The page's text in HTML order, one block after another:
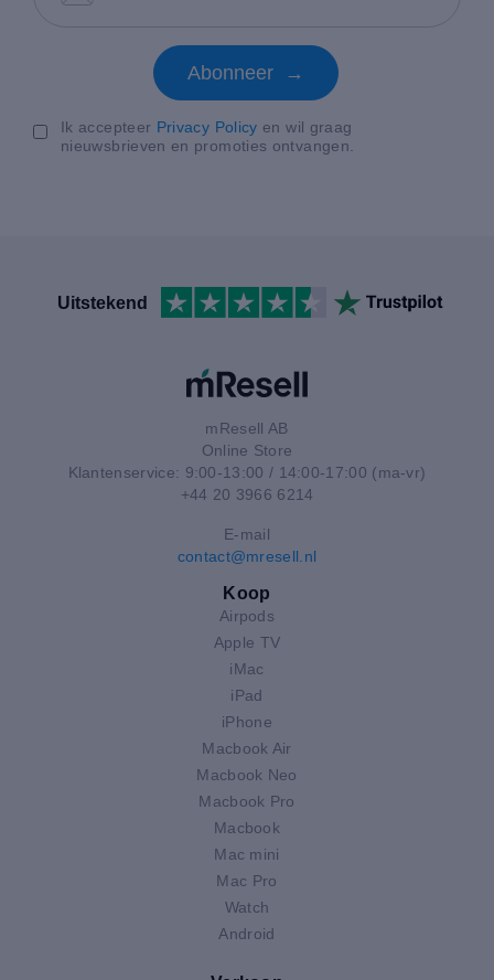
Abonneer →
Ik accepteer Privacy Policy en wil graag
nieuwsbrieven en promoties ontvangen.
Uitstekend
mResell AB
Online Store
Klantenservice: 9:00-13:00 / 14:00-17:00 (ma-vr)
+44 20 3966 6214
E-mail
contact@mresell.nl
Koop
Airpods
Apple TV
iMac
iPad
iPhone
Macbook Air
Macbook Neo
Macbook Pro
Macbook
Mac mini
Mac Pro
Watch
Android